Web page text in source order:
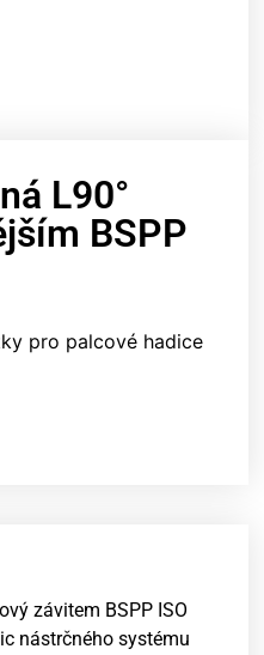
L90°
BSPP
pro palcové hadice
závitem BSPP ISO
nástrčného systému